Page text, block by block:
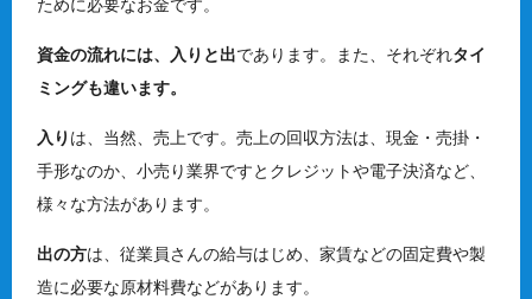
資金の流れには、入りと出であります。また、それぞれタイ
ミングも違います。
入り は、当然、売上です。売上の回収方法は、現金・売掛・
手形なのか、小売り業界ですとクレジットや電子決済など、
様々な方法があります。
出の方は、従業員さんの給与はじめ、家賃などの固定費や製
造に必要な原材料費などがあります。